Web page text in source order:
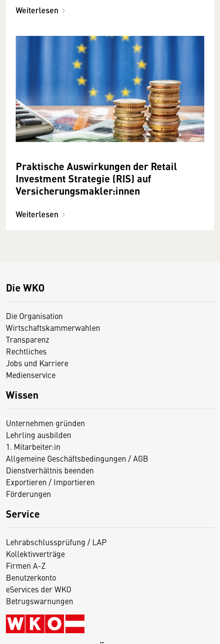
Weiterlesen
Praktische Auswirkungen der Retail
Investment Strategie (RIS) auf
Versicherungsmakler:innen
Weiterlesen
Die WKO
Die Organisation
Wirtschaftskammerwahlen
Transparenz
Rechtliches
Jobs und Karriere
Medienservice
Wissen
Unternehmen gründen
Lehrling ausbilden
1. Mitarbeiter:in
Allgemeine Geschäftsbedingungen / AGB
Dienstverhältnis beenden
Exportieren / Importieren
Förderungen
Service
Lehrabschlussprüfung / LAP
Kollektivverträge
Firmen A-Z
Benutzerkonto
eServices der WKO
Betrugswarnungen